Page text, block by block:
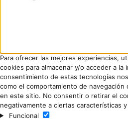
Para ofrecer las mejores experiencias,
cookies para almacenar y/o acceder a la
consentimiento de estas tecnologías
como el comportamiento de navegación
en este sitio. No consentir o retirar el
negativamente a ciertas características
Funcional